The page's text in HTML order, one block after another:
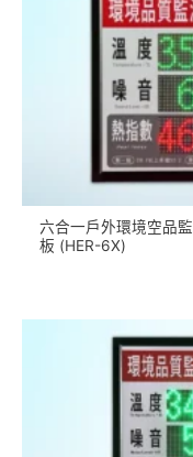
六合一戶外環境空品
板 (HER-6X)